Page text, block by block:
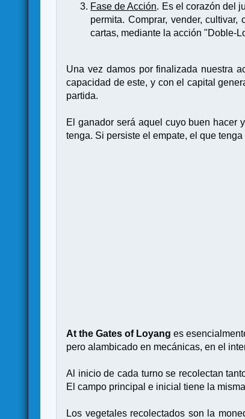
Fase de Acción. Es el corazón del
permita. Comprar, vender,
cartas, mediante la acción "Doble-
Una vez damos por finalizada nuestra
capacidad de este, y con el capital
partida.
El ganador será aquel cuyo buen hacer
tenga. Si persiste el empate, el que
At the Gates of Loyang es
pero alambicado en mecánicas, en el
Al inicio de cada turno se recolectan
El campo principal e inicial tiene la
Los vegetales recolectados son la